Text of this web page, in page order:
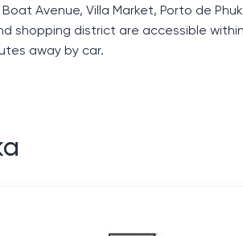
Avenue, Villa Market, Porto de
shopping district are accessible
away by car.